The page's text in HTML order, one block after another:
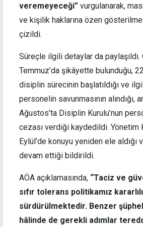
veremeyeceği” vurgulanarak,
ve kişilik haklarına özen
çizildi.
Süreçle ilgili detaylar da paylaşıldı.
Temmuz’da şikâyette bulunduğu,
disiplin sürecinin başlatıldığı ve
personelin savunmasının alındığı,
Ağustos’ta Disiplin Kurulu’nun
cezası verdiği kaydedildi. Yönetim
Eylül’de konuyu yeniden ele aldığı
devam ettiği bildirildi.
AÖA açıklamasında, “Taciz ve
sıfır tolerans politikamız
sürdürülmektedir. Benzer
hâlinde de gerekli adımlar